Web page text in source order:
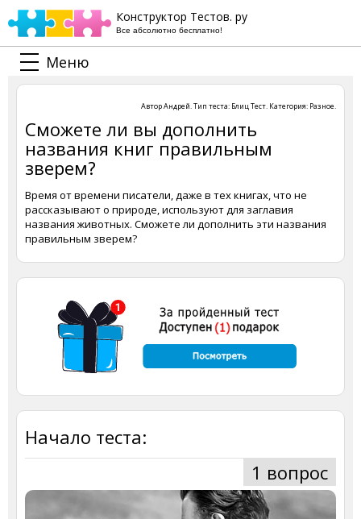
Конструктор Тестов. ру
Все абсолютно бесплатно!
Меню
АвторАндрей. Тип теста: Блиц Тест. Категория: Разное.
Сможете ли вы дополнить
названия книг правильным
зверем?
Время от времени писатели, даже в тех книгах, что не
рассказывают о природе, используют для заглавия
названия животных. Сможете ли дополнить эти названия
правильным зверем?
Начало теста:
1 вопрос